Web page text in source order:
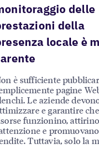
delle
della
locale è
è sufficiente
pagine
Le aziende
e garantire
funzionino, attirino
e
Tuttavia, solo la